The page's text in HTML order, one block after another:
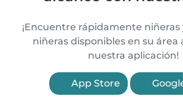
¡Encuentre rápidamente niñeras
niñeras disponibles en su área
nuestra aplicación!
App Store